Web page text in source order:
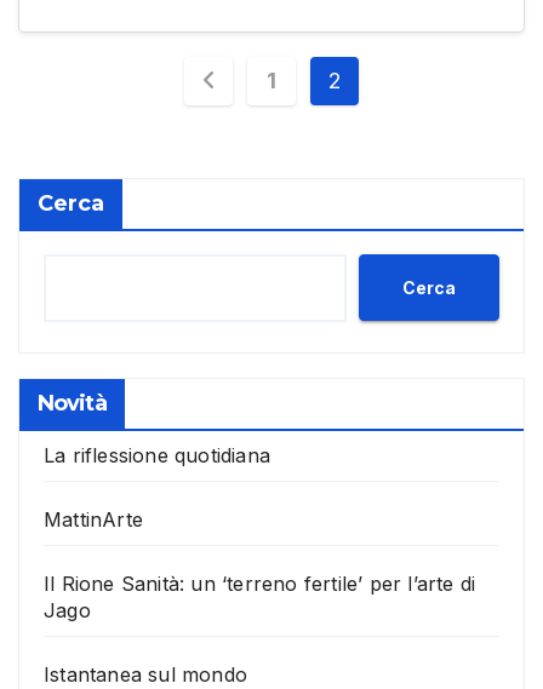
Paginazione
1 2
Cerca
Cerca
Novità
La riflessione quotidiana
MattinArte
Il Rione Sanità: un ‘terreno fertile’ per l’arte di
Jago
Istantanea sul mondo